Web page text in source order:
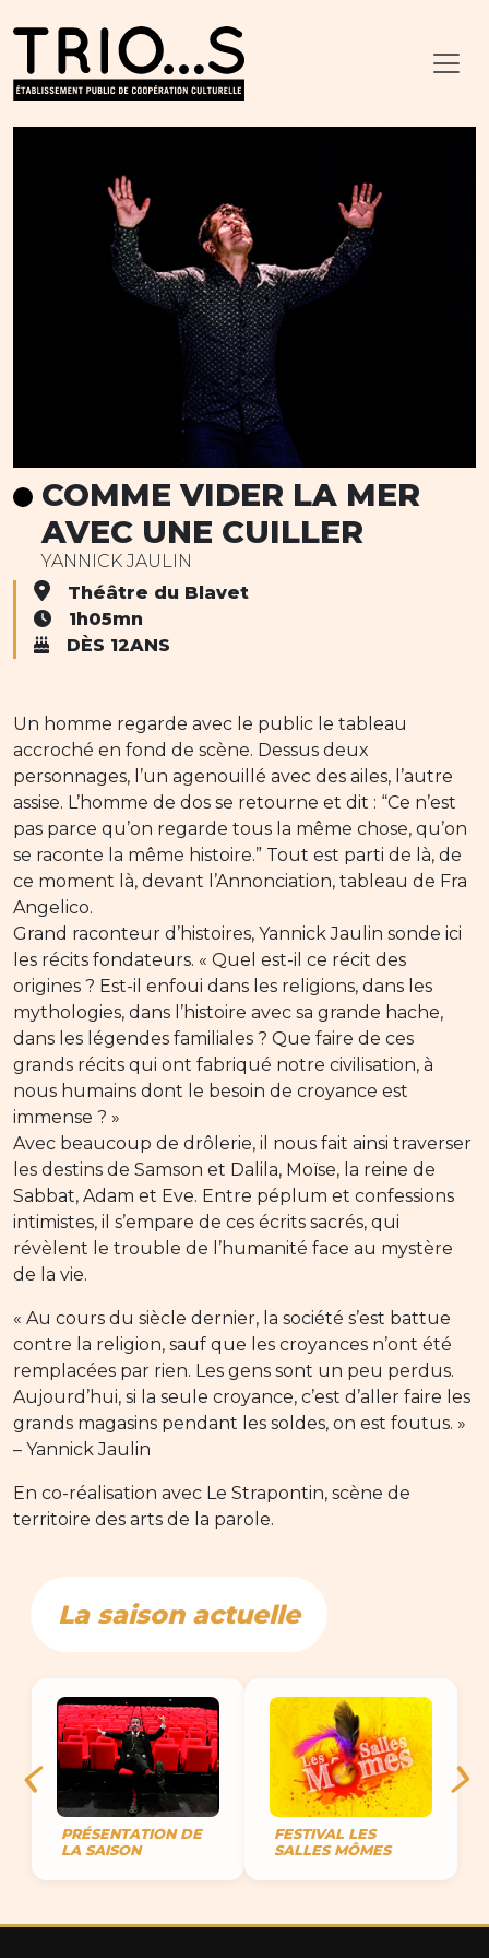
COMME VIDER LA MER
AVEC UNE CUILLER
YANNICK JAULIN
Théâtre du Blavet
1h05mn
DÈS 12ANS
Un homme regarde avec le public le tableau
accroché en fond de scène. Dessus deux
personnages, l’un agenouillé avec des ailes, l’autre
assise. L’homme de dos se retourne et dit : “Ce n’est
pas parce qu’on regarde tous la même chose, qu’on
se raconte la même histoire.” Tout est parti de là, de
ce moment là, devant l’Annonciation, tableau de Fra
Angelico.
Grand raconteur d’histoires, Yannick Jaulin sonde ici
les récits fondateurs. « Quel est-il ce récit des
origines ? Est-il enfoui dans les religions, dans les
mythologies, dans l’histoire avec sa grande hache,
dans les légendes familiales ? Que faire de ces
grands récits qui ont fabriqué notre civilisation, à
nous humains dont le besoin de croyance est
immense ? »
Avec beaucoup de drôlerie, il nous fait ainsi traverser
les destins de Samson et Dalila, Moïse, la reine de
Sabbat, Adam et Eve. Entre péplum et confessions
intimistes, il s’empare de ces écrits sacrés, qui
révèlent le trouble de l’humanité face au mystère
de la vie.
« Au cours du siècle dernier, la société s’est battue
contre la religion, sauf que les croyances n’ont été
remplacées par rien. Les gens sont un peu perdus.
Aujourd’hui, si la seule croyance, c’est d’aller faire les
grands magasins pendant les soldes, on est foutus. »
– Yannick Jaulin
En co-réalisation avec Le Strapontin, scène de
territoire des arts de la parole.
La saison actuelle
PRÉSENTATION DE
LA SAISON
FESTIVAL LES
SALLES MÔMES